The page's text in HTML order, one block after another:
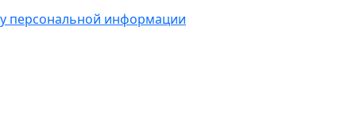
персональной информации